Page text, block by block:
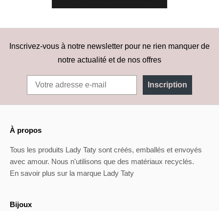
Inscrivez-vous à notre newsletter pour ne rien manquer de
notre actualité et de nos offres
Inscription
À propos
Tous les produits Lady Taty sont créés, emballés et envoyés
avec amour. Nous n'utilisons que des matériaux recyclés.
En savoir plus sur la marque Lady Taty
Bijoux